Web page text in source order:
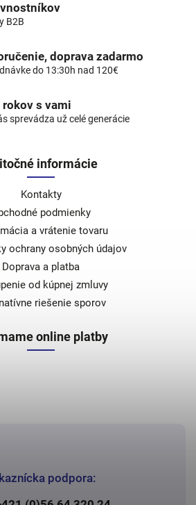
B2B
doprava zadarmo
do 13:30h nad 120€
s vami
sprevádza už celé generácie
podpora:
informácie
Kontakty
podmienky
a vrátenie tovaru
ochrany osobných údajov
Doprava a platba
od kúpnej zmluvy
riešenie sporov
online platby